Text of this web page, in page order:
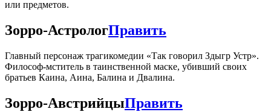
или предметов.
Зорро-АстрологПравить
Главный персонаж трагикомедии «Так говорил Здыгр Устр».
Философ-мститель в таинственной маске, убивший своих
братьев Каина, Аина, Балина и Двалина.
Зорро-АвстрийцыПравить